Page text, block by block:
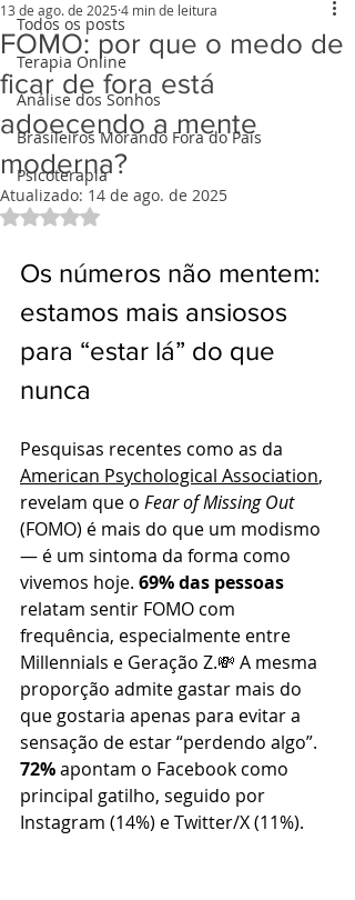
Todos os posts
Terapia Online
Análise dos Sonhos
Brasileiros Morando Fora do País
Psicoterapia
FOMO: por que o medo de
ficar de fora está
adoecendo a mente
moderna?
13 de ago. de 2025 4 min de leitura
Atualizado: 14 de ago. de 2025
Avaliado com NaN de 5 estrelas.
Os números não mentem:
estamos mais ansiosos
para “estar lá” do que
nunca
Pesquisas recentes como as da
American Psychological Association,
revelam que o Fear of Missing Out
(FOMO) é mais do que um modismo
— é um sintoma da forma como
vivemos hoje. 69% das pessoas
relatam sentir FOMO com
frequência, especialmente entre
Millennials e Geração Z.💸 A mesma
proporção admite gastar mais do
que gostaria apenas para evitar a
sensação de estar “perdendo algo”.
72% apontam o Facebook como
principal gatilho, seguido por
Instagram (14%) e Twitter/X (11%).